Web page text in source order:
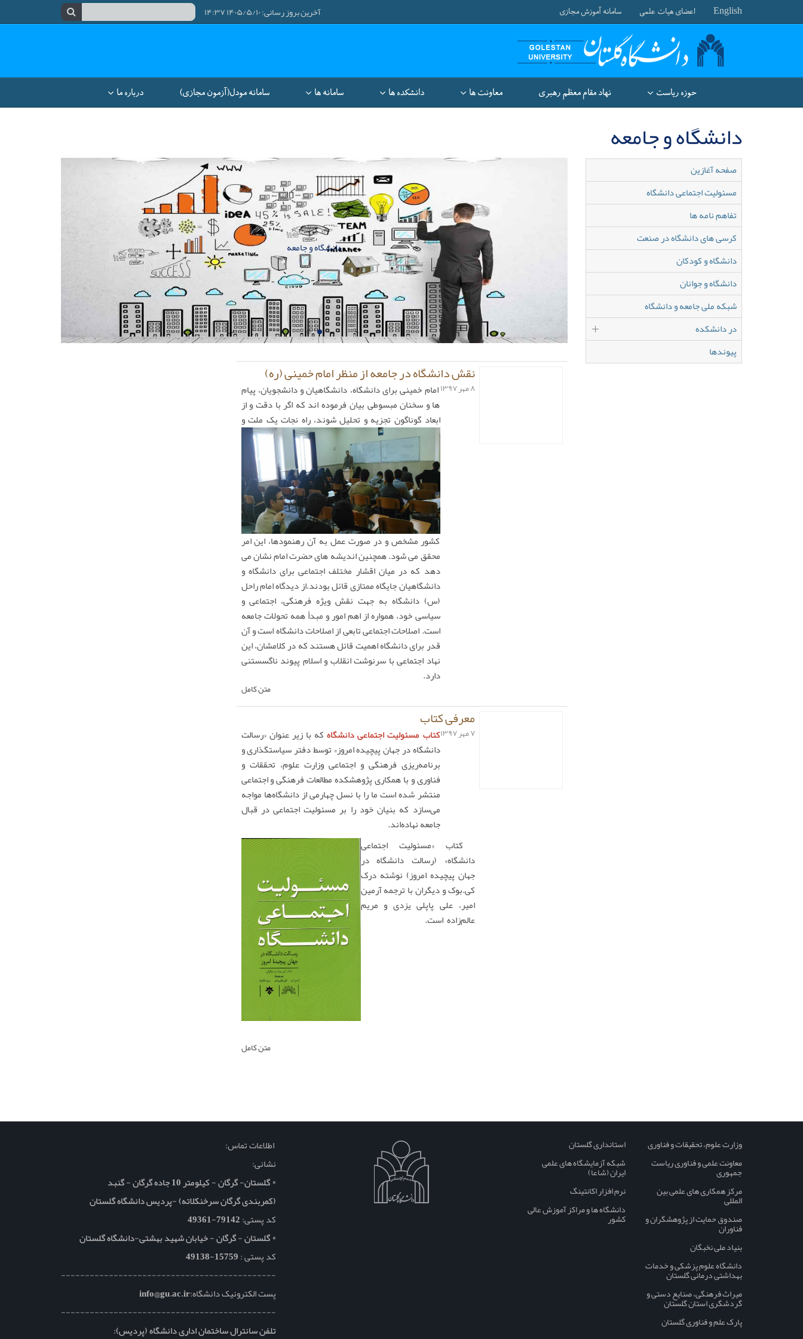
English اعضای هیات علمی سامانه آموزش مجازی آخرین بروز رسانی: ۱۴۰۵/۵/۱۰ ۱۴:۳۷
حوزه ریاست نهاد مقام معظم رهبری معاونت‌ ها دانشکده ها سامانه ها سامانه مودل(آزمون مجازی) درباره ما
دانشگاه و جامعه
صفحه آغازین
مسئولیت اجتماعی دانشگاه
تفاهم نامه ها
کرسی های دانشگاه در صنعت
دانشگاه و کودکان
دانشگاه و جوانان
شبکه ملی جامعه و دانشگاه
در دانشکده
پیوندها
دانشگاه و جامعه
نقش دانشگاه در جامعه از منظر امام خمینی (ره)
۸ مهر ۱۳۹۷
امام خمینی برای دانشگاه، دانشگاهیان و دانشجویان، پیام
ها و سخنان مبسوطی بیان فرموده اند که اگر با دقت و از
ابعاد گوناگون تجزیه و تحلیلشوند، راه نجات یک ملت و
کشور مشخص و در صورت عمل به آن رهنمودها، این امر
محقق می شود. همچنین اندیشه های حضرت امام نشان می
دهد که در میان اقشار مختلف اجتماعی برای دانشگاه و
دانشگاهیان جایگاه ممتازی قائل بودند.از دیدگاه امام راحل
(س) دانشگاه به جهت نقش ویژه فرهنگی، اجتماعی و
سیاسی خود، همواره از اهم امور و مبدأ همه تحولات جامعه
است. اصلاحات اجتماعی تابعی از اصلاحات دانشگاه است و آن
قدر برای دانشگاه اهمیت قائل هستند که در کلامشان، این
نهاد اجتماعی با سرنوشت انقلاب و اسلام پیوند ناگسستنی
دارد.
متن کامل
معرفی کتاب
۷ مهر ۱۳۹۷ کتاب مسئولیت اجتماعی دانشگاه که با زیر عنوان «رسالت
دانشگاه در جهان پیچیده امروز» توسط دفتر سیاستگذاری و
برنامه‌ریزی فرهنگی و اجتماعی وزارت علوم، تحققات و
فناوری و با همکاری پژوهشکده مطالعات فرهنگی و اجتماعی
منتشر شده است ما را با نسل چهارمی از دانشگاه‌ها مواجه
می‌سازد که بنیان خود را بر مسئولیت اجتماعی در قبال
جامعه نهاده‌اند.
کتاب «مسئولیت اجتماعی
دانشگاه» (رسالت دانشگاه در
جهان پیچیده امروز) نوشته درک
کی.بوک و دیگران با ترجمه آرمین
امیر، علی پاپلی یزدی و مریم
عالم‌زاده است.
متن کامل
وزارت علوم، تحقیقات و فناوری
معاونت علمی و فناوری ریاست
جمهوری
مرکز همکاری های علمی بین
المللی
صندوق حمایت از پژوهشگران و
فناوران
بنیاد ملی نخبگان
دانشگاه علوم پزشکی و خدمات
بهداشتی درمانی گلستان
میراث فرهنگی، صنایع دستی و
گردشگری استان گلستان
پارک علم و فناوری گلستان
استانداری گلستان
شبکه آزمایشگاه های علمی
ایران (شاعا)
نرم افزار اکانتینگ
دانشگاه ها و مراکز آموزش عالی
کشور
اطلاعات تماس:
نشانی:
* گلستان- گرگان - کیلومتر 10 جاده گرگان - گنبد
(کمربندی گرگان سرخنکلاته) -پردیس دانشگاه گلستان
کد پستی:79142-49361
* گلستان - گرگان - خیابان شهید بهشتی-دانشگاه گلستان
کد پستی :15759-49138
---------------------------------------------
پست الکترونیک دانشگاه:info@gu.ac.ir
---------------------------------------------
تلفن سانترال ساختمان اداری دانشگاه (پردیس):